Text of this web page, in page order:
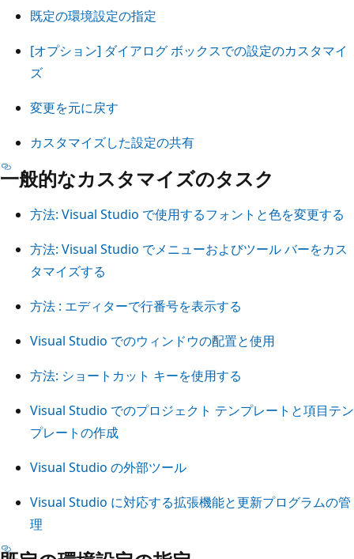
既定の環境設定の指定
[オプション] ダイアログ ボックスでの設定のカスタマイ
ズ
変更を元に戻す
カスタマイズした設定の共有
一般的なカスタマイズのタスク
方法: Visual Studio で使用するフォントと色を変更する
方法: Visual Studio でメニューおよびツール バーをカス
タマイズする
方法 : エディターで行番号を表示する
Visual Studio でのウィンドウの配置と使用
方法: ショートカット キーを使用する
Visual Studio でのプロジェクト テンプレートと項目テン
プレートの作成
Visual Studio の外部ツール
Visual Studio に対応する拡張機能と更新プログラムの管
理